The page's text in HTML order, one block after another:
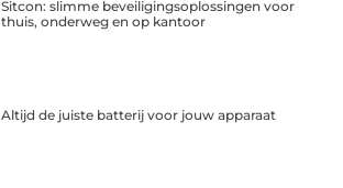
Sitcon: slimme beveiligingsoplossingen voor
thuis, onderweg en op kantoor
Altijd de juiste batterij voor jouw apparaat